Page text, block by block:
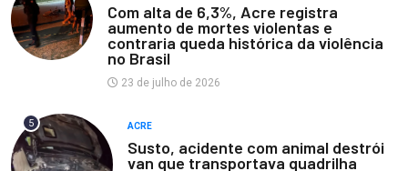
Com alta de 6,3%, Acre registra
aumento de mortes violentas e
contraria queda histórica da violência
no Brasil
23 de julho de 2026
5 ACRE
Susto, acidente com animal destrói
van que transportava quadrilha